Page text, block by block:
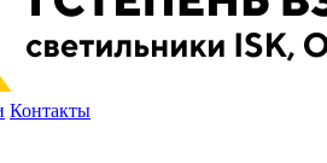
Контакты